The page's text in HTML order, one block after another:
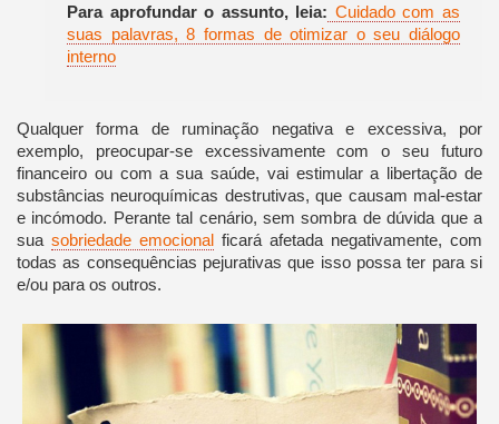
Para aprofundar o assunto, leia: Cuidado com as
suas palavras, 8 formas de otimizar o seu diálogo
interno
Qualquer forma de ruminação negativa e excessiva, por
exemplo, preocupar-se excessivamente com o seu futuro
financeiro ou com a sua saúde, vai estimular a libertação de
substâncias neuroquímicas destrutivas, que causam mal-estar
e incómodo. Perante tal cenário, sem sombra de dúvida que a
sua sobriedade emocional ficará afetada negativamente, com
todas as consequências pejurativas que isso possa ter para si
e/ou para os outros.